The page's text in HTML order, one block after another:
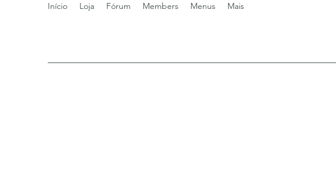
Início Loja Fórum Members Menus Mais